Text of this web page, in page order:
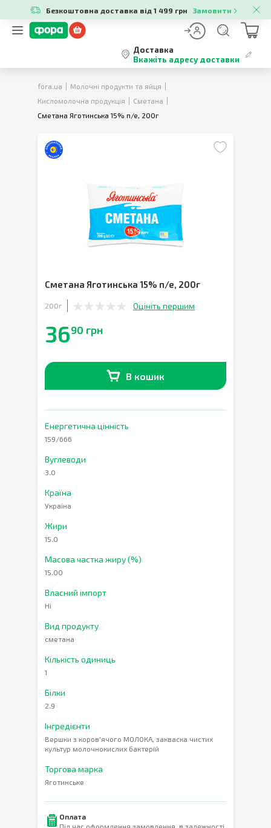
Безкоштовна доставка від 1 499 грн Замовити
Доставка
Вкажіть адресу доставки
fora.ua
Молочні продукти та яйця
Кисломолочна продукція
Сметана
Сметана Яготинська 15% п/е, 200г
Сметана Яготинська 15% п/е, 200г
200г Оцініть першим
3690 грн
В кошик
Енергетична цінність
159/666
Вуглеводи
3.0
Країна
Україна
Жири
15.0
Масова частка жиру (%)
15.00
Власний імпорт
Ні
Вид продукту
сметана
Кількість одиниць
1
Білки
2.9
Інгредієнти
Вершки з коров'ячого МОЛОКА, закваска чистих
культур молочнокислих бактерій
Торгова марка
Яготинське
Оплата
Під час оформлення замовлення, в залежності